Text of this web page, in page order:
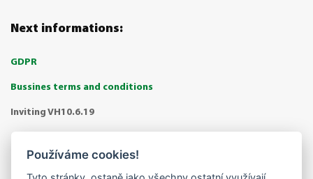
Next informations:
GDPR
Bussines terms and conditions
Inviting VH10.6.19
SALES CENTRE BŘÍSTVÍ
Používáme cookies!